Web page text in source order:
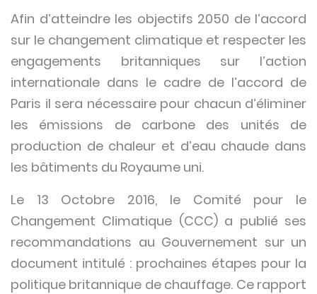
Afin d’atteindre les objectifs 2050 de l’accord
sur le changement climatique et respecter les
engagements britanniques sur l’action
internationale dans le cadre de l’accord de
Paris il sera nécessaire pour chacun d’éliminer
les émissions de carbone des unités de
production de chaleur et d’eau chaude dans
les bâtiments du Royaume uni.
Le 13 Octobre 2016, le Comité pour le
Changement Climatique (CCC) a publié ses
recommandations au Gouvernement sur un
document intitulé : prochaines étapes pour la
politique britannique de chauffage. Ce rapport